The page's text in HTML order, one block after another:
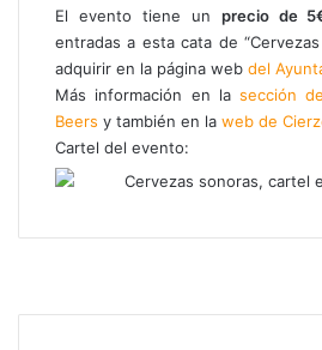
El evento tiene un precio de
entradas a esta cata de
adquirir en la página web del
Más información en la sección
Beers y también en la web de
Cartel del evento: